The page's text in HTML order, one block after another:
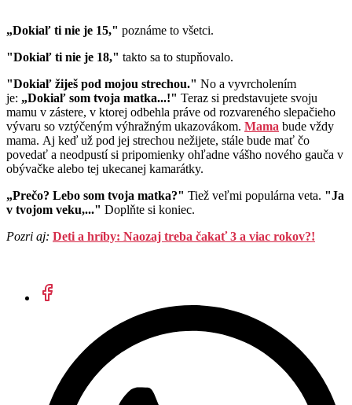
„Dokiaľ ti nie je 15," poznáme to všetci.
"Dokiaľ ti nie je 18," takto sa to stupňovalo.
"Dokiaľ žiješ pod mojou strechou." No a vyvrcholením
je: „Dokiaľ som tvoja matka...!" Teraz si predstavujete svoju
mamu v zástere, v ktorej odbehla práve od rozvareného slepačieho
vývaru so vztýčeným výhražným ukazovákom. Mama bude vždy
mama. Aj keď už pod jej strechou nežijete, stále bude mať čo
povedať a neodpustí si pripomienky ohľadne vášho nového gauča v
obývačke alebo tej ukecanej kamarátky.
„Prečo? Lebo som tvoja matka?" Tiež veľmi populárna veta. "Ja
v tvojom veku,..." Doplňte si koniec.
Pozri aj: Deti a hríby: Naozaj treba čakať 3 a viac rokov?!